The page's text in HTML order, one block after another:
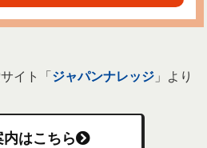
イト「 ジャパンナレッジ 」より
内はこちら